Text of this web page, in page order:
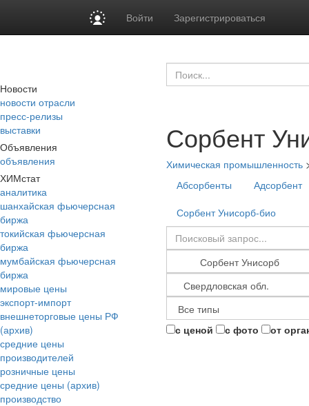
Войти Зарегистрироваться
Новости
новости отрасли
пресс-релизы
выставки
Объявления
объявления
ХИМстат
аналитика
шанхайская фьючерсная
биржа
токийская фьючерсная
биржа
мумбайская фьючерсная
биржа
мировые цены
экспорт-импорт
внешнеторговые цены РФ
(архив)
средние цены
производителей
розничные цены
средние цены (архив)
производство
Сорбент
Химическая промышленность
Абсорбенты
Адсорбент
Сорбент Унисорб-био
с ценой с фото от